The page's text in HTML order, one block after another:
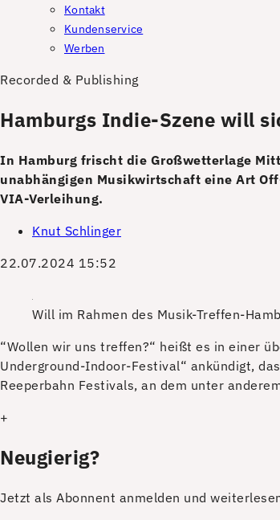
Kontakt
Kundenservice
Werben
Recorded & Publishing
Hamburgs Indie-Szene will
In Hamburg frischt die Großwetterlage
unabhängigen Musikwirtschaft eine Art
VIA-Verleihung.
Knut Schlinger
22.07.2024 15:52
Will im Rahmen des Musik-Treffen-
“Wollen wir uns treffen?“ heißt es in einer
Underground-Indoor-Festival“ ankündigt,
Reeperbahn Festivals, an dem unter
+
Neugierig?
Jetzt als Abonnent anmelden und